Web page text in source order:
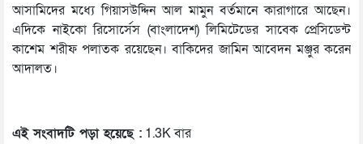
আসামিদের মধ্যে গিয়াসউদ্দিন আল মামুন বর্তমানে কারাগারে আছেন।
এদিকে নাইকো রিসোর্সেস (বাংলাদেশ) লিমিটেডের সাবেক প্রেসিডেন্ট
কাশেম শরীফ পলাতক রয়েছেন। বাকিদের জামিন আবেদন মঞ্জুর করেন
আদালত।
এই সংবাদটি পড়া হয়েছে : 1.3K বার